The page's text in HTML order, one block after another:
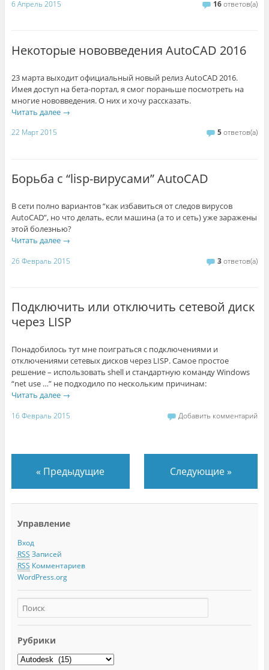
6 Апрель 2015 16ответов(а)
Некоторые нововведения AutoCAD 2016
23 марта выходит официальный новый релиз AutoCAD 2016.
Имея доступ на бета-портал, я смог пораньше посмотреть на
многие нововведения. О них и хочу рассказать.
Читать далее →
22 Март 2015 5ответов(а)
Борьба с “lisp-вирусами” AutoCAD
В сети полно вариантов “как избавиться от следов вирусов
AutoCAD”, но что делать, если машина (а то и сеть) уже заражены
этой болезнью?
Читать далее →
26 Февраль 2015 3ответов(а)
Подключить или отключить сетевой диск
через LISP
Понадобилось тут мне поиграться с подключениями и
отключениями сетевых дисков через LISP. Самое простое
решение – использовать shell и стандартную команду Windows
“net use …” не подходило по нескольким причинам:
Читать далее →
16 Февраль 2015 Добавить комментарий
« Предыдущие Следующие»
Управление
Вход
RSS Записей
RSS Комментариев
WordPress.org
Рубрики